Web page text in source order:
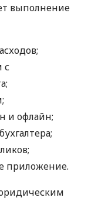
выполнение
с
и офлайн;
приложение.